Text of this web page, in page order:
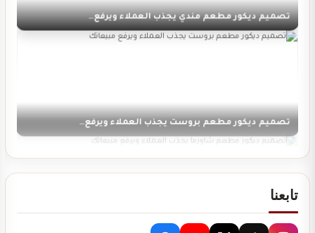
تصميم ديكور مطعم مندي يجذب العملاء ويرفع…
تصميم ديكور مطعم بروست يجذب العملاء ويرفع…
تابعنا